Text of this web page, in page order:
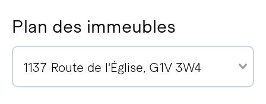
Plan des immeubles
1137 Route de l'Église, G1V 3W4